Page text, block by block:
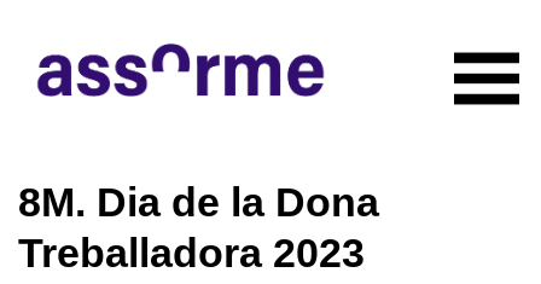
NOTICIAS
CONÓCENOS
Quiénes somos
8M. Dia de la Dona
Treballadora 2023